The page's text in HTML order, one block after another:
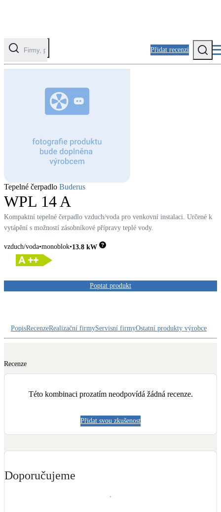
Přidat recenzi
Fotovoltaika
Solární ohřev vody
Tepelná čerpadla
Klimatizace pro vytápění
Zateplení
Obálka budovy
Dotační, energetické služby
Okna / dveře
Rekonstrukce
Kotle
Tepelné čerpadlo Buderus
WPL 14 A
Kompaktní tepelné čerpadlo vzduch/voda pro venkovní instalaci. Určené k
vytápění s možností zásobníkové přípravy teplé vody.
vzduch/voda monoblok 13.8 kW
Poptat produkt
PopisRecenzeRealizační firmyServisní firmyOstatní produkty výrobce
Recenze
Této kombinaci prozatím neodpovídá žádná recenze.
Přidat svou zkušenost
Doporučujeme